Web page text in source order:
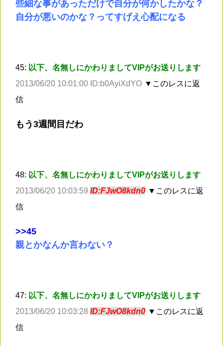
些細な事があっただけで自分が何かしたかな？
自分が悪いのかな？ってすげえ心配になる
45: 以下、名無しにかわりましてVIPがお送りします
2013/06/20 10:01:00 ID:b0AyiXdYO ▼このレスに返
信
もう3週間目だわ
48: 以下、名無しにかわりましてVIPがお送りします
2013/06/20 10:03:59 ID:FJwO8kdn0 ▼このレスに返
信
>>45
親とかなんか言わない？
47: 以下、名無しにかわりましてVIPがお送りします
2013/06/20 10:03:28 ID:FJwO8kdn0 ▼このレスに返
信